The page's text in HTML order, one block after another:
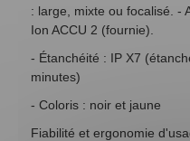
: large, mixte ou focalisé. -
Ion ACCU 2 (fournie).
- Étanchéité : IP X7
minutes)
- Coloris : noir et jaune
Fiabilité et ergonomie